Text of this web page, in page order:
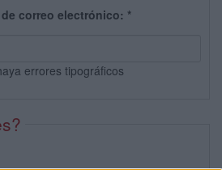
correo electrónico: *
errores tipográficos